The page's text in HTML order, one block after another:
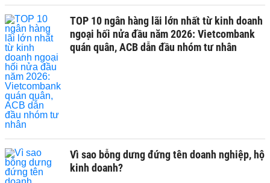
TOP 10 ngân hàng lãi lớn nhất từ kinh doanh
ngoại hối nửa đầu năm 2026: Vietcombank
quán quân, ACB dẫn đầu nhóm tư nhân
Vì sao bỗng dưng đứng tên doanh nghiệp, hộ
kinh doanh?